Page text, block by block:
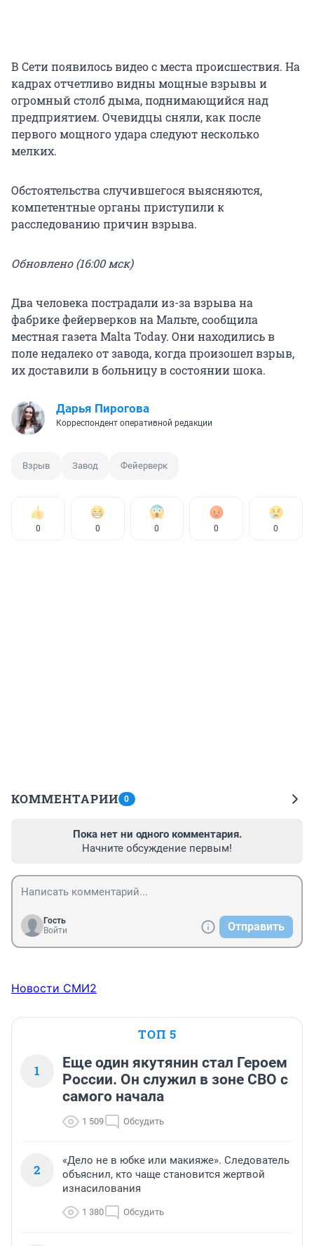
В Сети появилось видео с места происшествия. На
кадрах отчетливо видны мощные взрывы и
огромный столб дыма, поднимающийся над
предприятием. Очевидцы сняли, как после
первого мощного удара следуют несколько
мелких.
Обстоятельства случившегося выясняются,
компетентные органы приступили к
расследованию причин взрыва.
Обновлено (16:00 мск)
Два человека пострадали из-за взрыва на
фабрике фейерверков на Мальте, сообщила
местная газета Malta Today. Они находились в
поле недалеко от завода, когда произошел взрыв,
их доставили в больницу в состоянии шока.
Дарья Пирогова
Корреспондент оперативной редакции
Взрыв Завод Фейерверк
0 0 0 0 0
КОММЕНТАРИИ 0
Пока нет ни одного комментария.
Начните обсуждение первым!
Гость
Войти
Отправить
Новости СМИ2
ТОП 5
1
Еще один якутянин стал Героем
России. Он служил в зоне СВО с
самого начала
1 509 Обсудить
2
«Дело не в юбке или макияже». Следователь
объяснил, кто чаще становится жертвой
изнасилования
1 380 Обсудить